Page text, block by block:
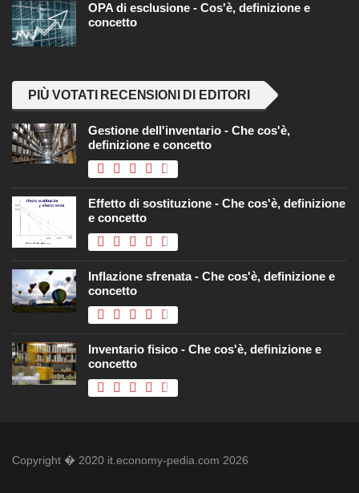
OPA di esclusione - Cos'è, definizione e
concetto
PIÙ VOTATI RECENSIONI DI EDITORI
Gestione dell'inventario - Che cos'è,
definizione e concetto
Effetto di sostituzione - Che cos'è, definizione
e concetto
Inflazione sfrenata - Che cos'è, definizione e
concetto
Inventario fisico - Che cos'è, definizione e
concetto
Copyright � 2020 it.economy-pedia.com 2026